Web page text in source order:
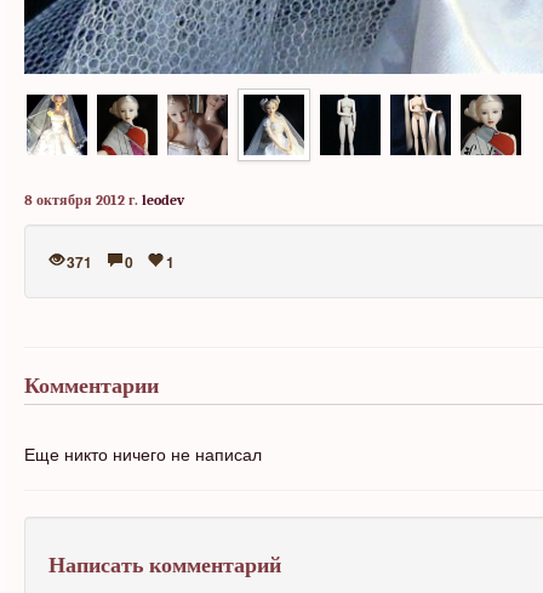
8 октября 2012 г. leodev
371 0 1
Комментарии
Еще никто ничего не написал
Написать комментарий